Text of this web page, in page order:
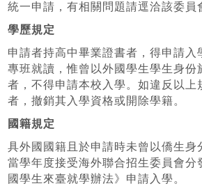
統一申請，有相關問題請逕洽該委員
學歷規定
申請者持高中畢業證書者，得申請入
專班就讀，惟曾以外國學生學生身份
者，不得申請本校入學。如違反以上
者，撤銷其入學資格或開除學籍。
國籍規定
具外國國籍且於申請時未曾以僑生身
當學年度接受海外聯合招生委員會分
國學生來臺就學辦法》申請入學。